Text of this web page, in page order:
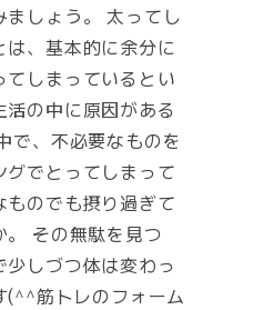
ましょう。 太ってし
、基本的に余分に
てしまっているとい
活の中に原因がある
で、不必要なものを
でとってしまって
ものでも摂り過ぎて
。 その無駄を見つ
しづつ体は変わっ
(^^筋トレのフォーム